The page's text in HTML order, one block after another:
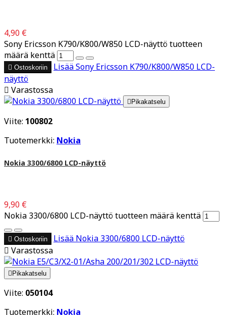
4,90 €
Sony Ericsson K790/K800/W850 LCD-näyttö tuotteen
määrä kenttä
 Ostoskoriin LisääSony Ericsson K790/K800/W850 LCD-
näyttö
 Varastossa
 Pikakatselu
Viite: 100802
Tuotemerkki: Nokia
Nokia 3300/6800 LCD-näyttö
9,90 €
Nokia 3300/6800 LCD-näyttö tuotteen määrä kenttä
 Ostoskoriin Lisää Nokia 3300/6800 LCD-näyttö
 Varastossa
 Pikakatselu
Viite: 050104
Tuotemerkki: Nokia